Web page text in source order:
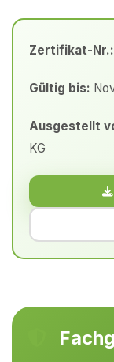
Zertifikat-Nr.:
Gültig bis:
Ausgestellt
KG